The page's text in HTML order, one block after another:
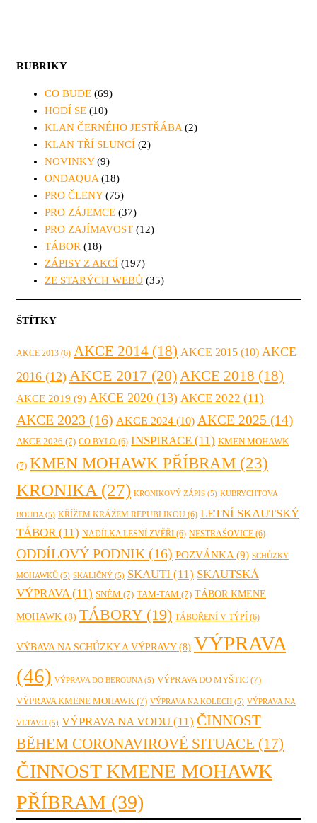
RUBRIKY
CO BUDE (69)
HODÍ SE (10)
KLAN ČERNÉHO JESTŘÁBA (2)
KLAN TŘÍ SLUNCÍ (2)
NOVINKY(9)
ONDAQUA (18)
PRO ČLENY(75)
PRO ZÁJEMCE (37)
PRO ZAJÍMAVOST (12)
TÁBOR (18)
ZÁPISY Z AKCÍ (197)
ZE STARÝCH WEBŮ (35)
ŠTÍTKY
AKCE 2013 (6) AKCE 2014 (18) AKCE 2015 (10) AKCE
2016 (12) AKCE 2017 (20)AKCE 2018 (18)
AKCE 2019 (9) AKCE 2020 (13) AKCE 2022 (11)
AKCE 2023 (16) AKCE 2024 (10) AKCE 2025 (14)
AKCE 2026 (7) CO BYLO (6) INSPIRACE (11) KMEN MOHAWK
(7) KMEN MOHAWK PŘÍBRAM (23)
KRONIKA (27) KRONIKOVÝ ZÁPIS (5) KUBRYCHTOVA
BOUDA (5) KŘÍŽEM KRÁŽEM REPUBLIKOU (6) LETNÍ SKAUTSKÝ
TÁBOR(11) NADÍLKA LESNÍ ZVĚŘI (6) NESTRAŠOVICE (6)
ODDÍLOVÝ PODNIK (16) POZVÁNKA (9) SCHŮZKY
MOHAWKŮ (5) SKALIČNÝ (5) SKAUTI (11) SKAUTSKÁ
VÝPRAVA(11) SNĚM (7) TAM-TAM (7) TÁBOR KMENE
MOHAWK (8) TÁBORY(19) TÁBOŘENÍ V TÝPÍ (6)
VÝBAVA NA SCHŮZKY A VÝPRAVY(8) VÝPRAVA
(46) VÝPRAVA DO BEROUNA (5) VÝPRAVA DO MYŠTIC (7)
VÝPRAVA KMENE MOHAWK (7) VÝPRAVA NA KOLECH (5) VÝPRAVA NA
VLTAVU (5) VÝPRAVA NA VODU (11) ČINNOST
BĚHEM CORONAVIROVÉ SITUACE (17)
ČINNOST KMENE MOHAWK
PŘÍBRAM (39)